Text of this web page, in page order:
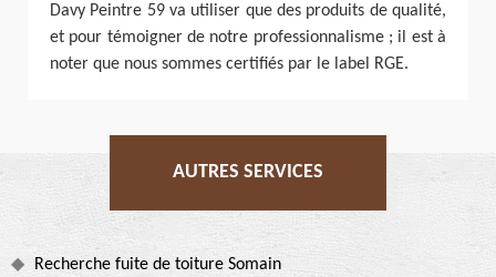
Davy Peintre 59 va utiliser que des produits de qualité,
et pour témoigner de notre professionnalisme ; il est à
noter que nous sommes certifiés par le label RGE.
AUTRES SERVICES
Recherche fuite de toiture Somain